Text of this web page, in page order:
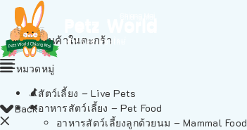
ไม่มีสินค้าในตะกร้า
Back
หมวดหมู่
สัตว์เลี้ยง – Live Pets
อาหารสัตว์เลี้ยง – Pet Food
อาหารสัตว์เลี้ยงลูกด้วยนม – Mammal Food